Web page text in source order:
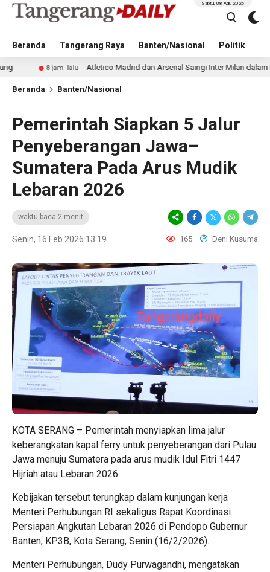
Beranda Tangerang Raya Banten/Nasional Politik
Sabtu, 08 Agu 2026
jam lalu Atletico Madrid dan Arsenal Saingi Inter Milan dalam Perburuan
Beranda Banten/Nasional
Pemerintah Siapkan 5 Jalur
Penyeberangan Jawa–
Sumatera Pada Arus Mudik
Lebaran 2026
waktu baca 2 menit
Senin, 16 Feb 2026 13:19 165 Deni Kusuma
KOTA SERANG – Pemerintah menyiapkan lima jalur
keberangkatan kapal ferry untuk penyeberangan dari Pulau
Jawa menuju Sumatera pada arus mudik Idul Fitri 1447
Hijriah atau Lebaran 2026.
Kebijakan tersebut terungkap dalam kunjungan kerja
Menteri Perhubungan RI sekaligus Rapat Koordinasi
Persiapan Angkutan Lebaran 2026 di Pendopo Gubernur
Banten, KP3B, Kota Serang, Senin (16/2/2026).
Menteri Perhubungan, Dudy Purwagandhi, mengatakan